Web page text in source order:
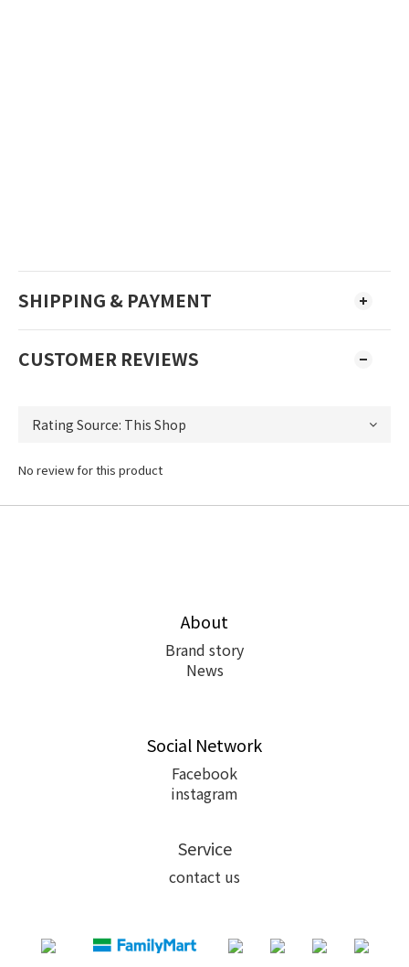
SHIPPING & PAYMENT
CUSTOMER REVIEWS
No review for this product
About
Brand story
News
Social Network
Facebook
instagram
Service
contact us